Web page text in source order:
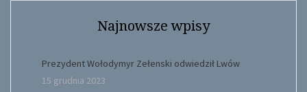
Najnowsze wpisy
Prezydent Wołodymyr Zełenski odwiedził Lwów
15 grudnia 2023